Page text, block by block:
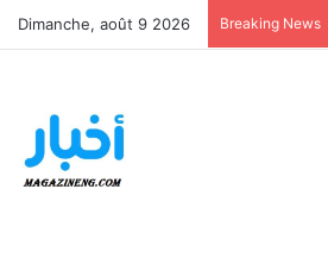
Dimanche, août 9 2026 Breaking News